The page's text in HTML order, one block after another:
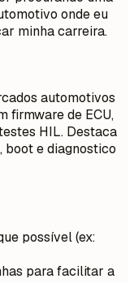
onde eu
minha carreira.
automotivos
firmware de ECU,
HIL. Destaca
boot e diagnostico
possível (ex:
para facilitar a